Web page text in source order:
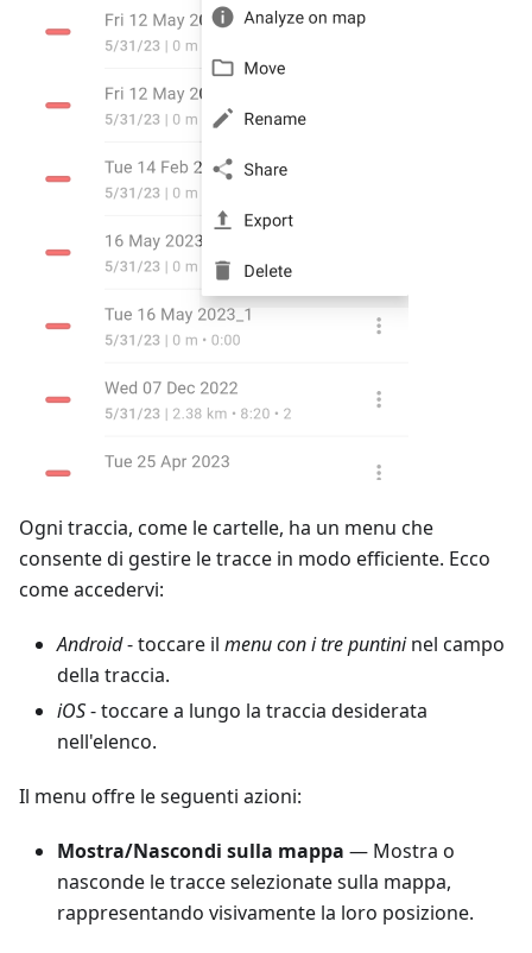
Ogni traccia, come le cartelle, ha un menu che
consente di gestire le tracce in modo efficiente. Ecco
come accedervi:
Android- toccare il menu con i tre puntininel campo
della traccia.
iOS- toccare a lungo la traccia desiderata
nell'elenco.
Il menu offre le seguenti azioni:
Mostra/Nascondi sulla mappa — Mostra o
nasconde le tracce selezionate sulla mappa,
rappresentando visivamente la loro posizione.